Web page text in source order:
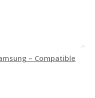
– Compatible